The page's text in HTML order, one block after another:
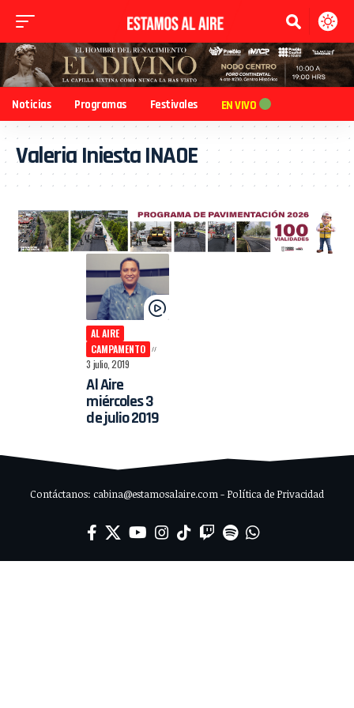
Noticias Programas Festivales EN VIVO
Valeria Iniesta INAOE
AL AIRE
CAMPAMENTO
3 julio, 2019
Al Aire
miércoles 3
de julio 2019
Contáctanos: cabina@estamosalaire.com - Política de Privacidad